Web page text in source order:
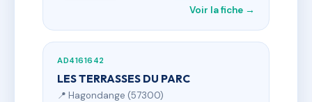
Voir la fiche →
AD4161642
LES TERRASSES DU PARC
📍 Hagondange (57300)